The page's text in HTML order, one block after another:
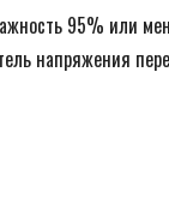
95% или
напряжения